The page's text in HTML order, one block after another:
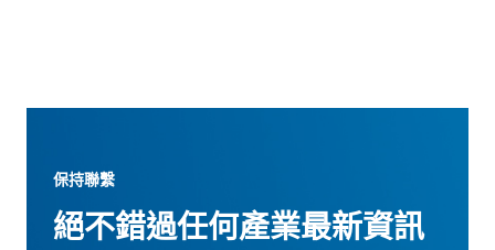
保持聯繫
絕不錯過任何產業最新資訊